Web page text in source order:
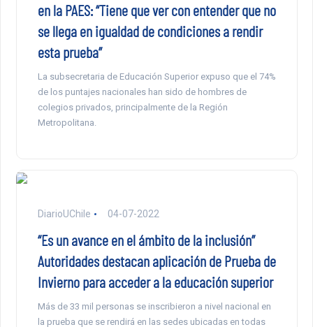
en la PAES: “Tiene que ver con entender que no
se llega en igualdad de condiciones a rendir
esta prueba”
La subsecretaria de Educación Superior expuso que el 74%
de los puntajes nacionales han sido de hombres de
colegios privados, principalmente de la Región
Metropolitana.
DiarioUChile 04-07-2022
“Es un avance en el ámbito de la inclusión”
Autoridades destacan aplicación de Prueba de
Invierno para acceder a la educación superior
Más de 33 mil personas se inscribieron a nivel nacional en
la prueba que se rendirá en las sedes ubicadas en todas